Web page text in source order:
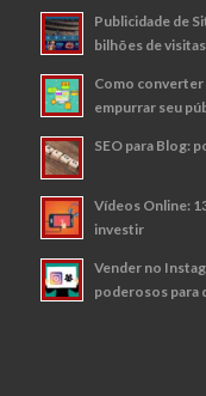
Publicidade de
bilhões de
Como converter
empurrar seu
SEO para Blog:
Vídeos Online:
investir
Vender no
poderosos para